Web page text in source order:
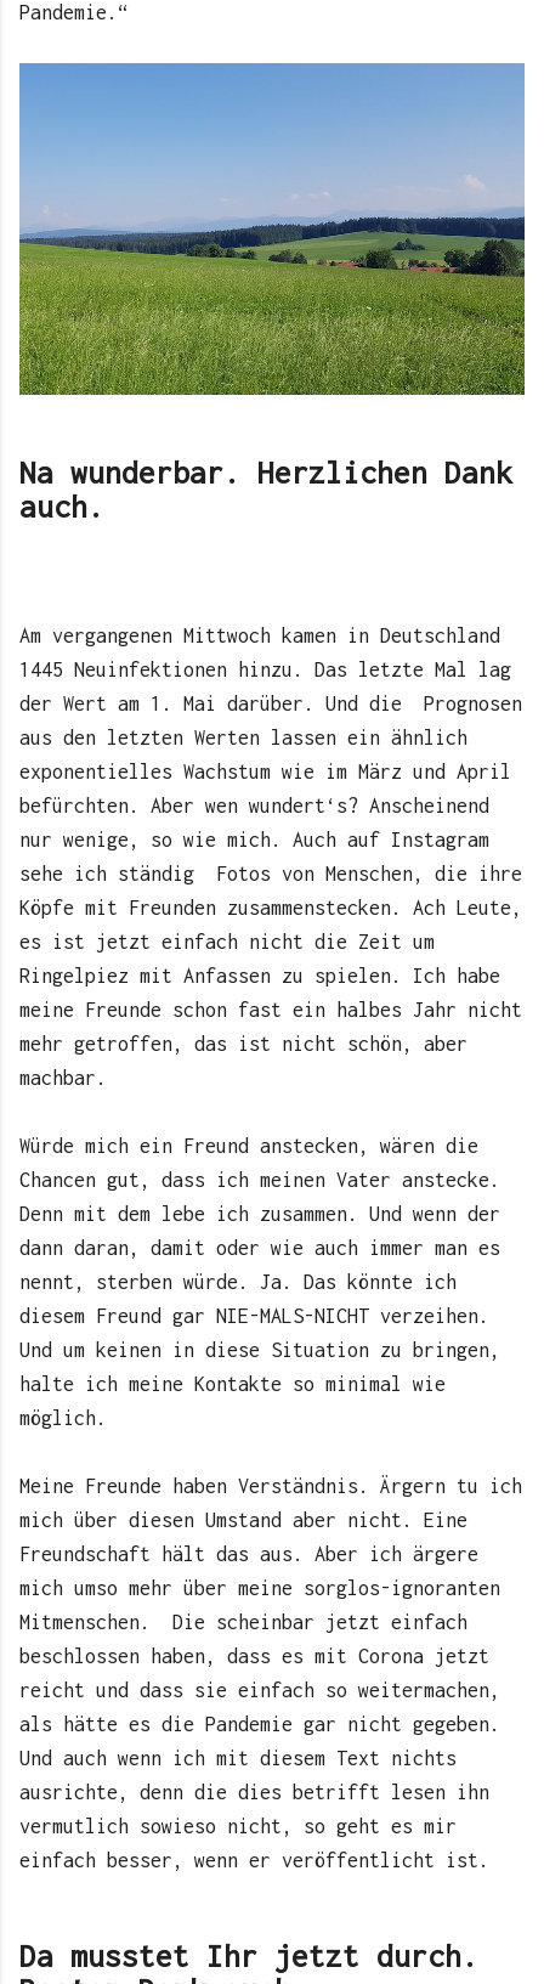
Pandemie.“
Na wunderbar. Herzlichen Dank
auch.
Am vergangenen Mittwoch kamen in Deutschland
1445 Neuinfektionen hinzu. Das letzte Mal lag
der Wert am 1. Mai darüber. Und die
Prognosen
aus den letzten Werten lassen ein ähnlich
exponentielles Wachstum wie im März und April
befürchten. Aber wen wundert‘s? Anscheinend
nur wenige, so wie mich. Auch auf Instagram
sehe ich ständig
Fotos von Menschen, die ihre
Köpfe mit Freunden zusammenstecken. Ach Leute,
es ist jetzt einfach nicht die Zeit um
Ringelpiez mit Anfassen zu spielen. Ich habe
meine Freunde schon fast ein halbes Jahr nicht
mehr getroffen, das ist nicht schön, aber
machbar.
Würde mich ein Freund anstecken, wären die
Chancen gut, dass ich meinen Vater anstecke.
Denn mit dem lebe ich zusammen. Und wenn der
dann daran, damit oder wie auch immer man es
nennt, sterben würde. Ja. Das könnte ich
diesem Freund gar NIE-MALS-NICHT verzeihen.
Und um keinen in diese Situation zu bringen,
halte ich meine Kontakte so minimal wie
möglich.
Meine Freunde haben Verständnis. Ärgern tu ich
mich über diesen Umstand aber nicht. Eine
Freundschaft hält das aus. Aber ich ärgere
mich umso mehr über meine sorglos-ignoranten
Mitmenschen.
Die scheinbar jetzt einfach
beschlossen haben, dass es mit Corona jetzt
reicht und dass sie einfach so weitermachen,
als hätte es die Pandemie gar nicht gegeben.
Und auch wenn ich mit diesem Text nichts
ausrichte, denn die dies betrifft lesen ihn
vermutlich sowieso nicht, so geht es mir
einfach besser, wenn er veröffentlicht ist.
Da musstet Ihr jetzt durch.